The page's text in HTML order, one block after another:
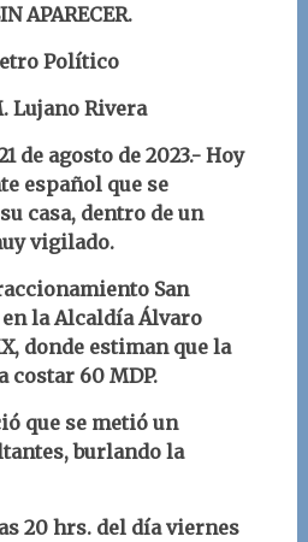
APARECER.
Político
Lujano Rivera
de agosto de 2023.- Hoy
español que se
casa, dentro de un
vigilado.
San
la Alcaldía Álvaro
donde estiman que la
costar 60 MDP.
que se metió un
burlando la
20 hrs. del día viernes